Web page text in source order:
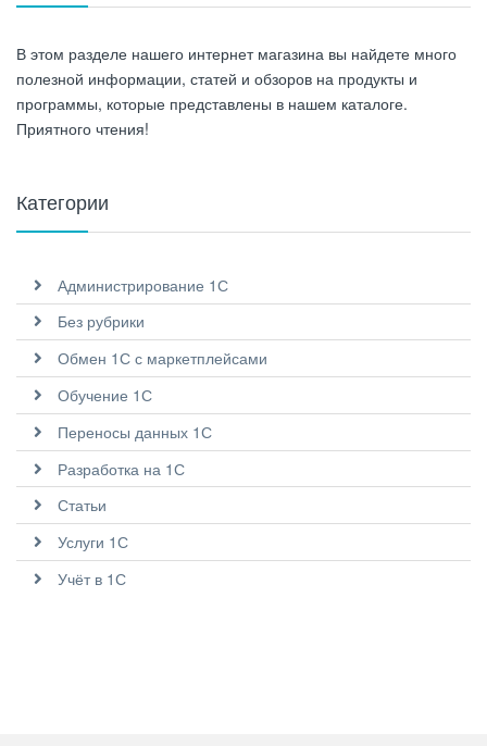
В этом разделе нашего интернет магазина вы найдете много
полезной информации, статей и обзоров на продукты и
программы, которые представлены в нашем каталоге.
Приятного чтения!
Категории
Администрирование 1С
Без рубрики
Обмен 1С с маркетплейсами
Обучение 1С
Переносы данных 1С
Разработка на 1С
Статьи
Услуги 1С
Учёт в 1С